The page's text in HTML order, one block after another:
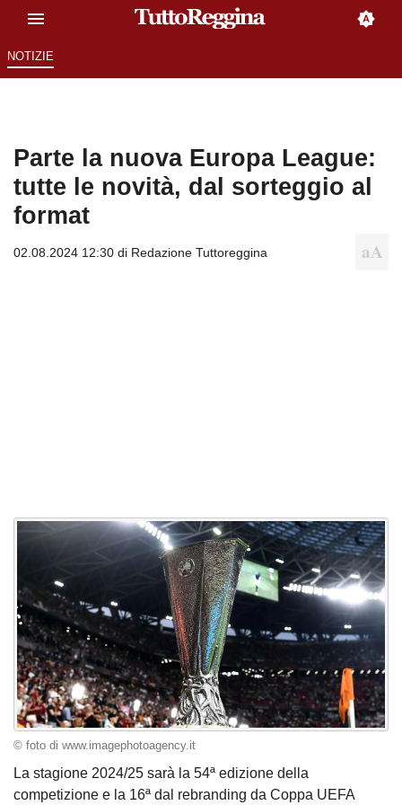
NOTIZIE
Parte la nuova Europa League:
tutte le novità, dal sorteggio al
format
02.08.2024 12:30 di Redazione Tuttoreggina
© foto di www.imagephotoagency.it
La stagione 2024/25 sarà la 54ª edizione della
competizione e la 16ª dal rebranding da Coppa UEFA